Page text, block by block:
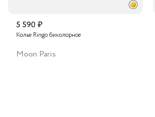
5 590 ₽
Колье Ringo биколорное
Moon Paris